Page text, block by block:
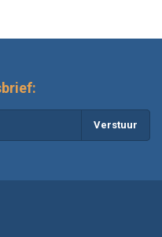
Verstuur